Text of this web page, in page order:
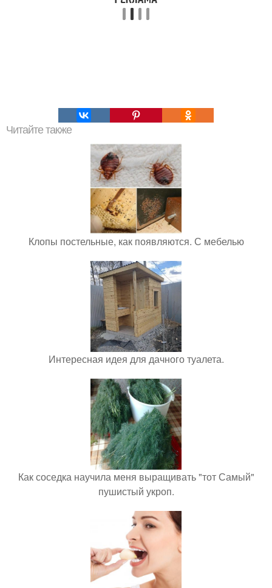
Читайте также
Клопы постельные, как появляются. С мебелью
Интересная идея для дачного туалета.
Как соседка научила меня выращивать "тот Самый"
пушистый укроп.